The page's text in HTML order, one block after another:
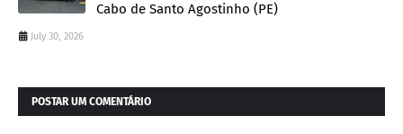
Cabo de Santo Agostinho (PE)
July 30, 2026
POSTAR UM COMENTÁRIO